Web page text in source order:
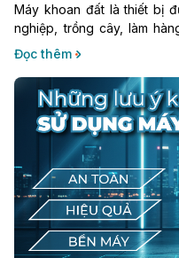
Máy khoan đất là thiết bị
nghiệp, trồng cây, làm
nhiên, nếu sử dụng
hiểm và nhanh hư hỏng.
Đọc thêm